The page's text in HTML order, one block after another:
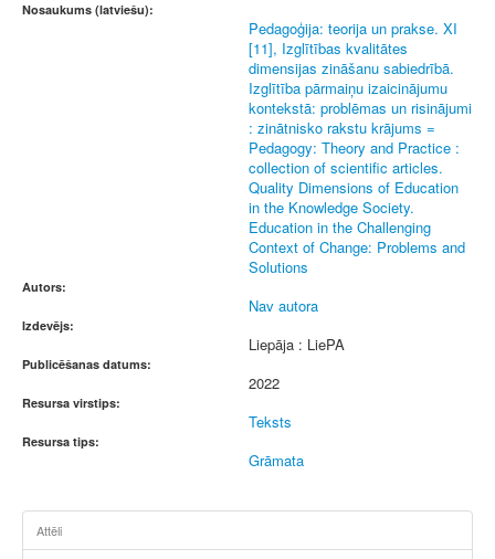
Nosaukums (latviešu):
Pedagoģija: teorija un prakse. XI
[11], Izglītības kvalitātes
dimensijas zināšanu sabiedrībā.
Izglītība pārmaiņu izaicinājumu
kontekstā: problēmas un risinājumi
: zinātnisko rakstu krājums =
Pedagogy: Theory and Practice :
collection of scientific articles.
Quality Dimensions of Education
in the Knowledge Society.
Education in the Challenging
Context of Change: Problems and
Solutions
Autors:
Nav autora
Izdevējs:
Liepāja : LiePA
Publicēšanas datums:
2022
Resursa virstips:
Teksts
Resursa tips:
Grāmata
Attēli